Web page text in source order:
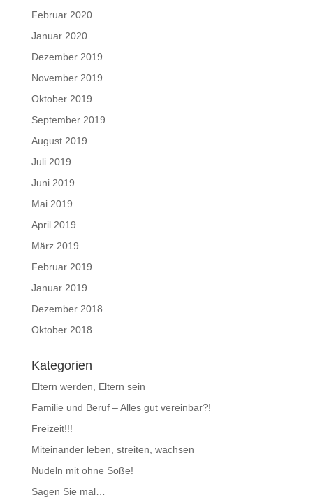
Februar 2020
Januar 2020
Dezember 2019
November 2019
Oktober 2019
September 2019
August 2019
Juli 2019
Juni 2019
Mai 2019
April 2019
März 2019
Februar 2019
Januar 2019
Dezember 2018
Oktober 2018
Kategorien
Eltern werden, Eltern sein
Familie und Beruf – Alles gut vereinbar?!
Freizeit!!!
Miteinander leben, streiten, wachsen
Nudeln mit ohne Soße!
Sagen Sie mal…